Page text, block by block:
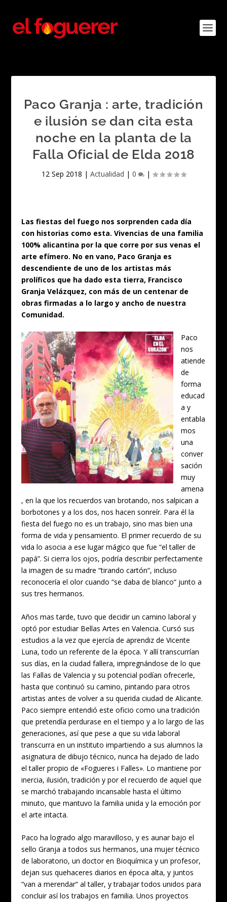
Paco Granja : arte, tradición
e ilusión se dan cita esta
noche en la planta de la
Falla Oficial de Elda 2018
12 Sep 2018 | Actualidad | 0 |
Las fiestas del fuego nos sorprenden cada día
con historias como esta. Vivencias de una familia
100% alicantina por la que corre por sus venas el
arte efímero. No en vano, Paco Granja es
descendiente de uno de los artistas más
prolíficos que ha dado esta tierra, Francisco
Granja Velázquez, con más de un centenar de
obras firmadas a lo largo y ancho de nuestra
Comunidad.
Paco
nos
atiende
de
forma
educad
a y
entabla
mos
una
conver
sación
muy
amena
, en la que los recuerdos van brotando, nos salpican a
borbotones y a los dos, nos hacen sonreír. Para él la
fiesta del fuego no es un trabajo, sino mas bien una
forma de vida y pensamiento. El primer recuerdo de su
vida lo asocia a ese lugar mágico que fue “el taller de
papá”. Si cierra los ojos, podría describir perfectamente
la imagen de su madre “tirando cartón“, incluso
reconocería el olor cuando “se daba de blanco“ junto a
sus tres hermanos.
Años mas tarde, tuvo que decidir un camino laboral y
optó por estudiar Bellas Artes en Valencia. Cursó sus
estudios a la vez que ejercía de aprendiz de Vicente
Luna, todo un referente de la época. Y allí transcurrían
sus días, en la ciudad fallera, impregnándose de lo que
las Fallas de Valencia y su potencial podían ofrecerle,
hasta que continuó su camino, pintando para otros
artistas antes de volver a su querida ciudad de Alicante.
Paco siempre entendió este oficio como una tradición
que pretendía perdurase en el tiempo y a lo largo de las
generaciones, así que pese a que su vida laboral
transcurra en un instituto impartiendo a sus alumnos la
asignatura de dibujo técnico, nunca ha dejado de lado
el taller propio de «Fogueres i Falles». Lo mantiene por
inercia, ilusión, tradición y por el recuerdo de aquel que
se marchó trabajando incansable hasta el último
minuto, que mantuvo la familia unida y la emoción por
el arte intacta.
Paco ha logrado algo maravilloso, y es aunar bajo el
sello Granja a todos sus hermanos, una mujer técnico
de laboratorio, un doctor en Bioquímica y un profesor,
dejan sus quehaceres diarios en época alta, y juntos
“van a merendar“ al taller, y trabajar todos unidos para
concluir así los trabajos en familia. Unos proyectos